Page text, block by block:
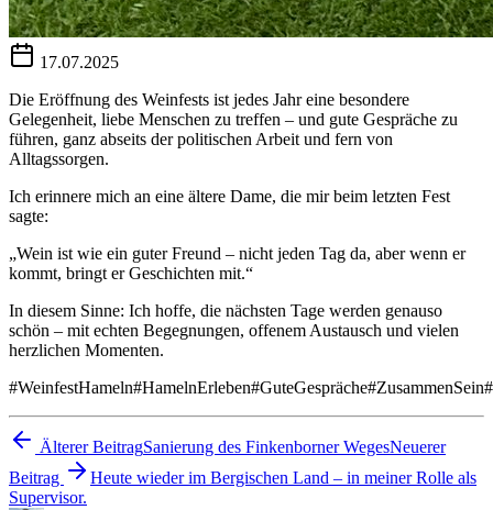
17.07.2025
Die Eröffnung des Weinfests ist jedes Jahr eine besondere
Gelegenheit, liebe Menschen zu treffen – und gute Gespräche zu
führen, ganz abseits der politischen Arbeit und fern von
Alltagssorgen.
Ich erinnere mich an eine ältere Dame, die mir beim letzten Fest
sagte:
„Wein ist wie ein guter Freund – nicht jeden Tag da, aber wenn er
kommt, bringt er Geschichten mit.“
In diesem Sinne: Ich hoffe, die nächsten Tage werden genauso
schön – mit echten Begegnungen, offenem Austausch und vielen
herzlichen Momenten.
Älterer BeitragSanierung des Finkenborner WegesNeuerer
Beitrag
Heute wieder im Bergischen Land – in meiner Rolle als
Supervisor.